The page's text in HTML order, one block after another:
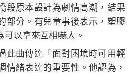
段原本設計為劇情高潮，結果
部分。有兒童事後表示，塑膠
以拿來互相嚇人。
此曲傳達「面對困境時可用輕
情緒表達的重要性。他認為，